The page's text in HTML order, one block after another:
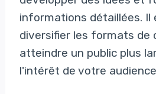
informations détaillées.
diversifier les formats de
atteindre un public plus
l'intérêt de votre